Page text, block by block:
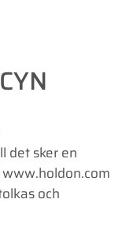
det sker en
och